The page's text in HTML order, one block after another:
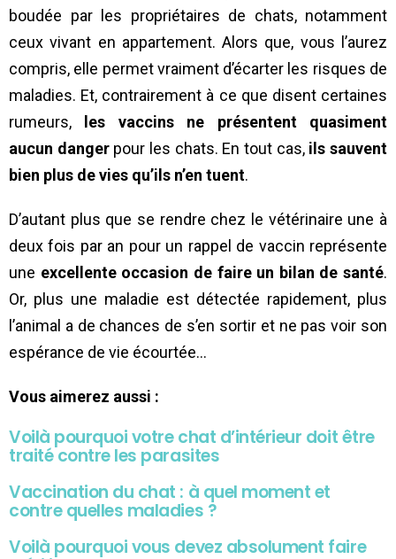
boudée par les propriétaires de chats, notamment
ceux vivant en appartement. Alors que, vous l’aurez
compris, elle permet vraiment d’écarter les risques de
maladies. Et, contrairement à ce que disent certaines
rumeurs,
les vaccins ne présentent quasiment
aucun dangerpour les chats. En tout cas, ils sauvent
bien plus de vies qu’ils n’en tuent.
D’autant plus que se rendre chez le vétérinaire une à
deux fois par an pour un rappel de vaccin représente
une excellente occasion de faire un bilan de santé.
Or, plus une maladie est détectée rapidement, plus
l’animal a de chances de s’en sortir et ne pas voir son
espérance de vie écourtée…
Vous aimerez aussi :
Voilà pourquoi votre chat d’intérieur doit être
traité contre les parasites
Vaccination du chat : à quel moment et
contre quelles maladies ?
Voilà pourquoi vous devez absolument faire